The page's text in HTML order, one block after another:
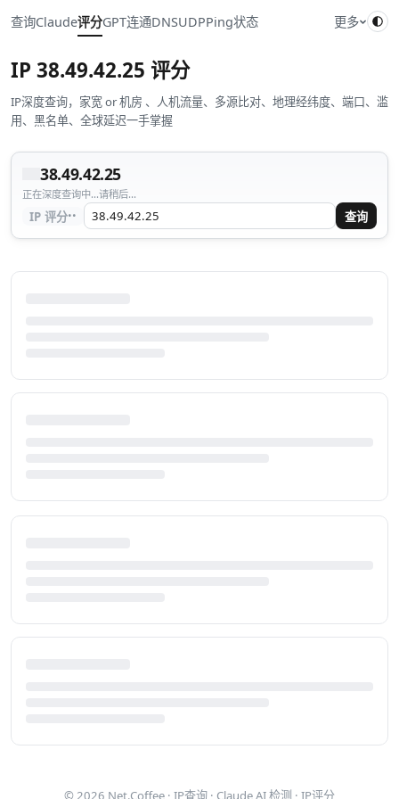
查询Claude评分GPT连通DNSUDPPing状态 更多
IP 38.49.42.25 评分
IP深度查询，家宽 or 机房 、人机流量、多源比对、地理经纬度、端口、滥
用、黑名单、全球延迟一手掌握
38.49.42.25
正在深度查询中...请稍后...
IP 评分·· 查询
© 2026 Net.Coffee · IP查询 · Claude AI 检测 · IP评分